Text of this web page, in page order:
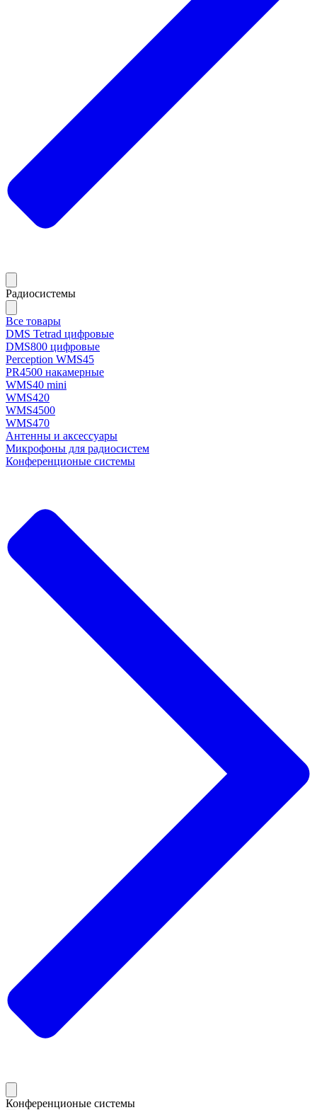
Радиосистемы
Все товары
DMS Tetrad цифровые
DMS800 цифровые
Perception WMS45
PR4500 накамерные
WMS40 mini
WMS420
WMS4500
WMS470
Антенны и аксессуары
Микрофоны для радиосистем
Конференционые системы
Конференционые системы